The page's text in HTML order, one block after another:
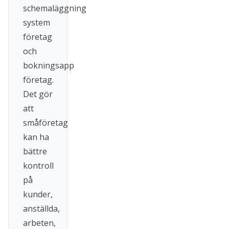
schemaläggning
system
företag
och
bokningsapp
företag.
Det gör
att
småföretag
kan ha
bättre
kontroll
på
kunder,
anställda,
arbeten,